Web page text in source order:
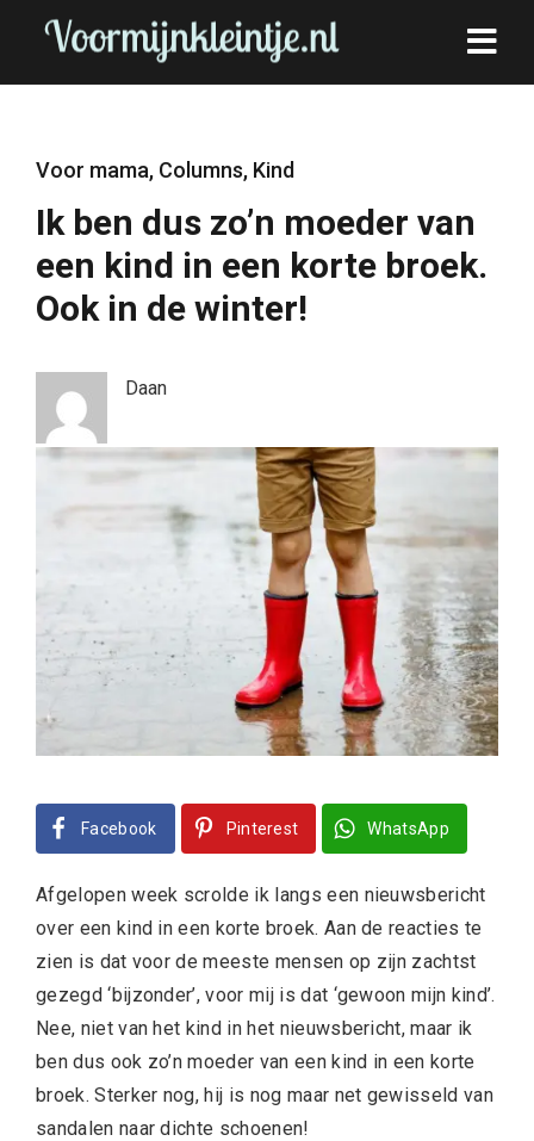
Voor mama, Columns, Kind
Ik ben dus zo’n moeder van
een kind in een korte broek.
Ook in de winter!
Daan
Facebook Pinterest WhatsApp
Afgelopen week scrolde ik langs een nieuwsbericht
over een kind in een korte broek. Aan de reacties te
zien is dat voor de meeste mensen op zijn zachtst
gezegd ‘bijzonder’, voor mij is dat ‘gewoon mijn kind’.
Nee, niet van het kind in het nieuwsbericht, maar ik
ben dus ook zo’n moeder van een kind in een korte
broek. Sterker nog, hij is nog maar net gewisseld van
sandalen naar dichte schoenen!